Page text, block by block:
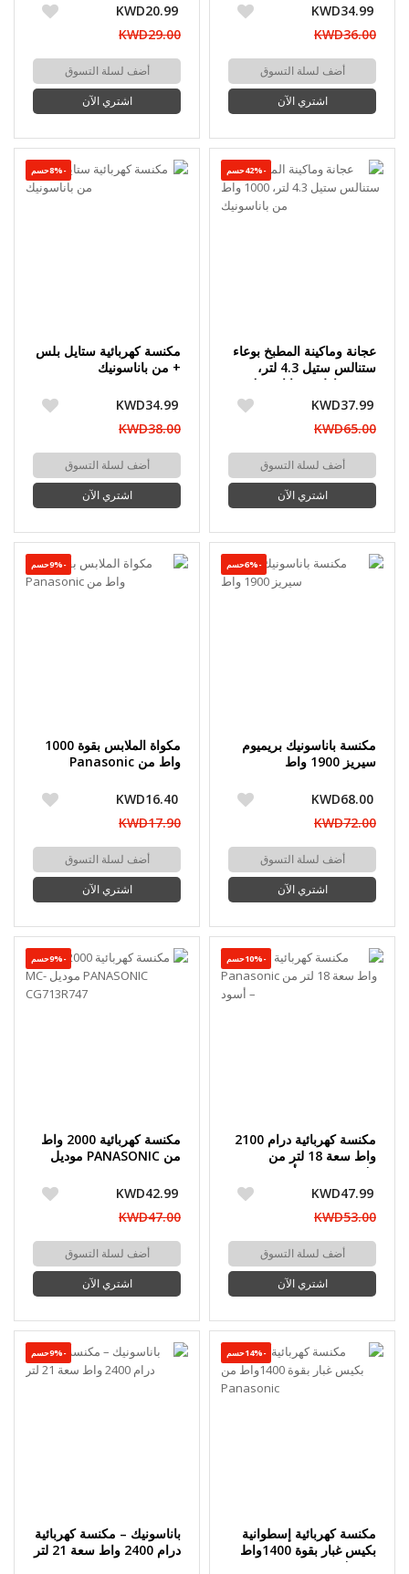
KWD34.99
KWD36.00
أضف لسلة التسوق
اشتري الآن
KWD20.99
KWD29.00
أضف لسلة التسوق
اشتري الآن
-42%حسم
عجانة وماكينة المطبخ بوعاء
ستنالس ستيل 4.3 لتر،
KWD37.99
KWD65.00
أضف لسلة التسوق
اشتري الآن
-8%حسم
مكنسة كهربائية ستايل بلس
+ من باناسونيك
KWD34.99
KWD38.00
أضف لسلة التسوق
اشتري الآن
-6%حسم
مكنسة باناسونيك بريميوم
سيريز 1900 واط
KWD68.00
KWD72.00
أضف لسلة التسوق
اشتري الآن
-9%حسم
مكواة الملابس بقوة 1000
واط من Panasonic
KWD16.40
KWD17.90
أضف لسلة التسوق
اشتري الآن
-10%حسم
مكنسة كهربائية درام 2100
واط سعة 18 لتر من
Panasonic – أسود
KWD47.99
KWD53.00
أضف لسلة التسوق
اشتري الآن
-9%حسم
مكنسة كهربائية 2000 واط
من PANASONIC موديل
KWD42.99
KWD47.00
أضف لسلة التسوق
اشتري الآن
-14%حسم
مكنسة كهربائية إسطوانية
بكيس غبار بقوة 1400واط
-9%حسم
باناسونيك – مكنسة كهربائية
درام 2400 واط سعة 21 لتر